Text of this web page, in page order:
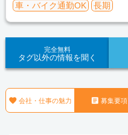
車・バイク通勤OK
長期
完全無料
タグ以外の情報を聞く
 会社・仕事の魅力  募集要項